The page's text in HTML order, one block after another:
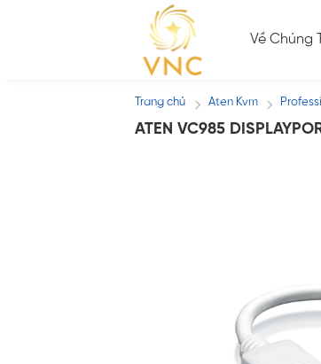
Về Chúng
Trang chủ / Aten Kvm /
ATEN VC985